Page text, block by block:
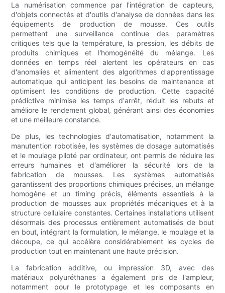
La numérisation commence par l'intégration de capteurs,
d'objets connectés et d'outils d'analyse de données dans les
équipements de production de mousse. Ces outils
permettent une surveillance continue des paramètres
critiques tels que la température, la pression, les débits de
produits chimiques et l'homogénéité du mélange. Les
données en temps réel alertent les opérateurs en cas
d'anomalies et alimentent des algorithmes d'apprentissage
automatique qui anticipent les besoins de maintenance et
optimisent les conditions de production. Cette capacité
prédictive minimise les temps d'arrêt, réduit les rebuts et
améliore le rendement global, générant ainsi des économies
et une meilleure constance.
De plus, les technologies d'automatisation, notamment la
manutention robotisée, les systèmes de dosage automatisés
et le moulage piloté par ordinateur, ont permis de réduire les
erreurs humaines et d'améliorer la sécurité lors de la
fabrication de mousses. Les systèmes automatisés
garantissent des proportions chimiques précises, un mélange
homogène et un timing précis, éléments essentiels à la
production de mousses aux propriétés mécaniques et à la
structure cellulaire constantes. Certaines installations utilisent
désormais des processus entièrement automatisés de bout
en bout, intégrant la formulation, le mélange, le moulage et la
découpe, ce qui accélère considérablement les cycles de
production tout en maintenant une haute précision.
La fabrication additive, ou impression 3D, avec des
matériaux polyuréthanes a également pris de l'ampleur,
notamment pour le prototypage et les composants en